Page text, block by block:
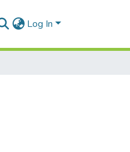
Log In